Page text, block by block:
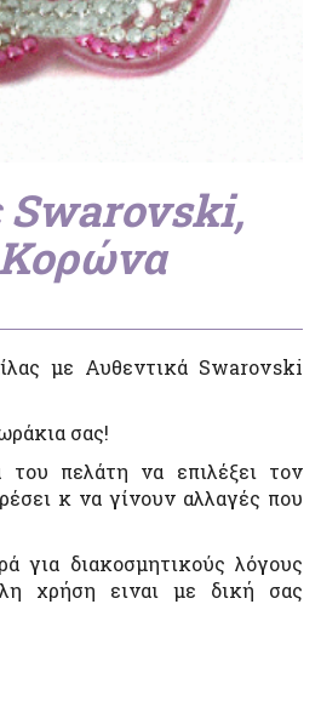
Swarovski,
με Αυθεντικά Swarovski
σας!
του πελάτη να επιλέξει τον
κ να γίνουν αλλαγές που
για διακοσμητικούς λόγους
χρήση ειναι με δική σας